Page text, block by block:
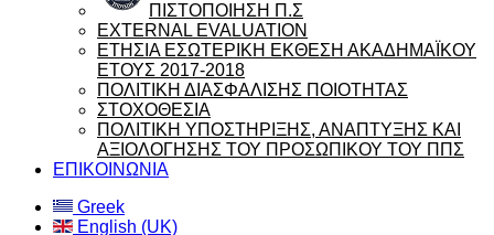
ΠΙΣΤΟΠΟΙΗΣΗ Π.Σ
EXTERNAL EVALUATION
ΕΤΗΣΙΑ ΕΣΩΤΕΡΙΚΗ ΕΚΘΕΣΗ ΑΚΑΔΗΜΑΪΚΟΥ
ΕΤΟΥΣ 2017-2018
ΠΟΛΙΤΙΚΗ ΔΙΑΣΦΑΛΙΣΗΣ ΠΟΙΟΤΗΤΑΣ
ΣΤΟΧΟΘΕΣΙΑ
ΠΟΛΙΤΙΚΗ ΥΠΟΣΤΗΡΙΞΗΣ, ΑΝΑΠΤΥΞΗΣ ΚΑΙ
ΑΞΙΟΛΟΓΗΣΗΣ ΤΟΥ ΠΡΟΣΩΠΙΚΟΥ ΤΟΥ ΠΠΣ
ΕΠΙΚΟΙΝΩΝΙΑ
Greek
English (UK)